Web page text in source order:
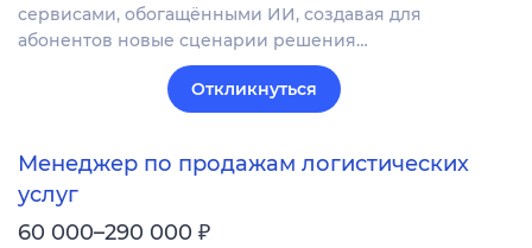
сервисами, обогащёнными ИИ, создавая для
абонентов новые сценарии решения…
Откликнуться
Менеджер по продажам логистических
услуг
60 000–290 000 ₽